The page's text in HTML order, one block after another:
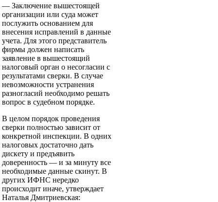
— Заключение вышестоящей
организации или суда может
послужить основанием для
внесения исправлений в данные
учета. Для этого представитель
фирмы должен написать
заявление в вышестоящий
налоговый орган о несогласии с
результатами сверки. В случае
невозможности устранения
разногласий необходимо решать
вопрос в судебном порядке.
В целом порядок проведения
сверки полностью зависит от
конкретной инспекции. В одних
налоговых достаточно дать
дискету и предъявить
доверенность — и за минуту все
необходимые данные скинут. В
других ИФНС нередко
происходит иначе, утверждает
Наталья Дмитриевская: